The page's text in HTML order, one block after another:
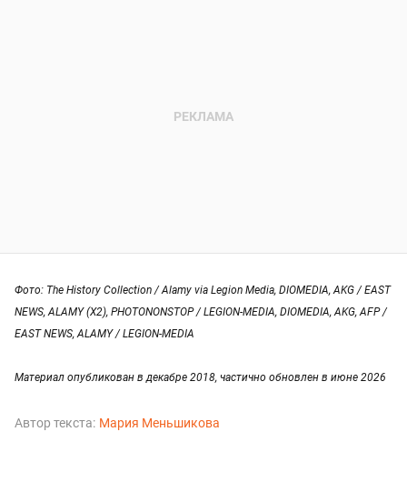
Фото: The History Collection / Alamy via Legion Media, DIOMEDIA, AKG / EAST
NEWS, ALAMY (X2), PHOTONONSTOP / LEGION-MEDIA, DIOMEDIA, AKG, AFP /
EAST NEWS, ALAMY / LEGION-MEDIA
Материал опубликован в декабре 2018, частично обновлен в июне 2026
Автор текста: Мария Меньшикова